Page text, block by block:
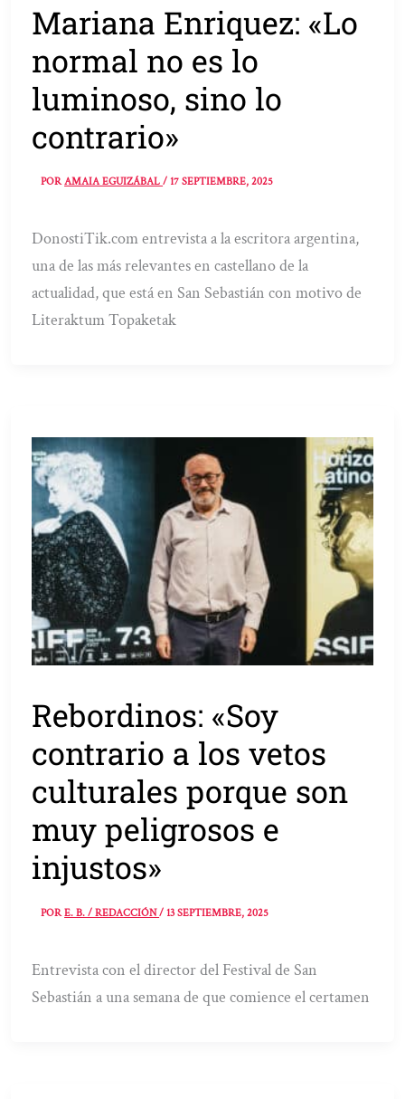
Mariana Enriquez: «Lo
normal no es lo
luminoso, sino lo
contrario»
PORAMAIA EGUIZÁBAL/17 SEPTIEMBRE, 2025
DonostiTik.com entrevista a la escritora argentina,
una de las más relevantes en castellano de la
actualidad, que está en San Sebastián con motivo de
Literaktum Topaketak
Rebordinos: «Soy
contrario a los vetos
culturales porque son
muy peligrosos e
injustos»
PORE. B. / REDACCIÓN/13 SEPTIEMBRE, 2025
Entrevista con el director del Festival de San
Sebastián a una semana de que comience el certamen